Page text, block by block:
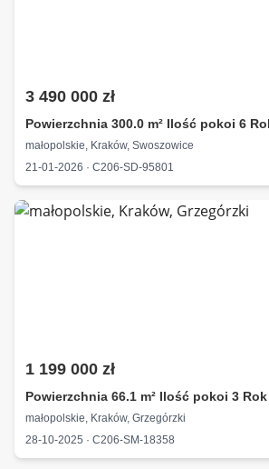
3 490 000 zł
Powierzchnia 300.0 m² Ilość pokoi 6
małopolskie, Kraków, Swoszowice
21-01-2026 · C206-SD-95801
1 199 000 zł
Powierzchnia 66.1 m² Ilość pokoi 3
małopolskie, Kraków, Grzegórzki
28-10-2025 · C206-SM-18358